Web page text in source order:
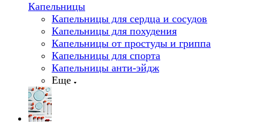
Капельницы
Капельницы для сердца и сосудов
Капельницы для похудения
Капельницы от простуды и гриппа
Капельницы для спорта
Капельницы анти-эйдж
Еще